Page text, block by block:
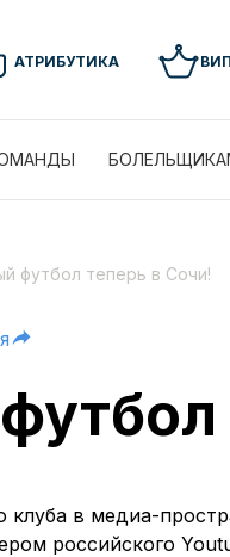
АТРИБУТИКА ВИП
футбол теперь в Сочи!
в медиа-
российского